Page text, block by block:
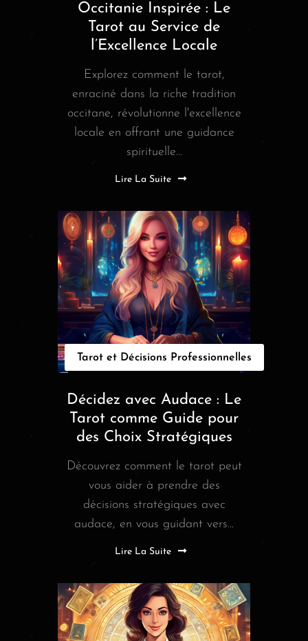
Occitanie Inspirée : Le
Tarot au Service de
l’Excellence Locale
Explorez comment le tarot,
enraciné dans la riche tradition
occitane, révolutionne l'excellence
locale en offrant une guidance
spirituelle...
Lire La Suite
Tarot et Décisions Professionnelles
Décidez avec Audace : Le
Tarot comme Guide pour
des Choix Stratégiques
Découvrez comment le tarot peut
vous aider à prendre des
décisions stratégiques avec
audace, en vous guidant vers...
Lire La Suite